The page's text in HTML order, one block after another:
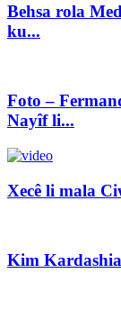
Behsa rola
ku...
Foto –
Nayîf li...
Xecê li mala
Kim